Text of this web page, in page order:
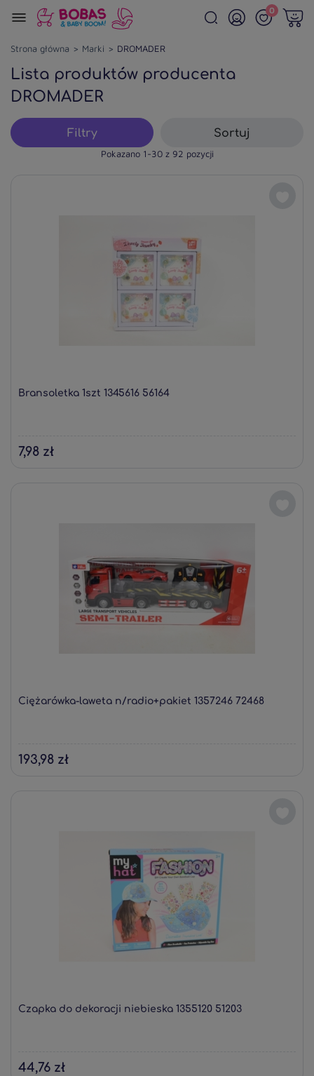
0
Strona główna Marki DROMADER
Lista produktów producenta
DROMADER
Filtry Sortuj
Pokazano 1-30 z 92 pozycji
Bransoletka 1szt 1345616 56164
7,98 zł
Ciężarówka-laweta n/radio+pakiet 1357246 72468
193,98 zł
Czapka do dekoracji niebieska 1355120 51203
44,76 zł